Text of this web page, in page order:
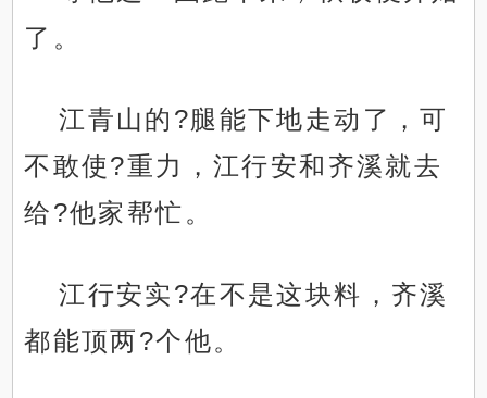
了。
江青山的?腿能下地走动了，可
不敢使?重力，江行安和齐溪就去
给?他家帮忙。
江行安实?在不是这块料，齐溪
都能顶两?个他。